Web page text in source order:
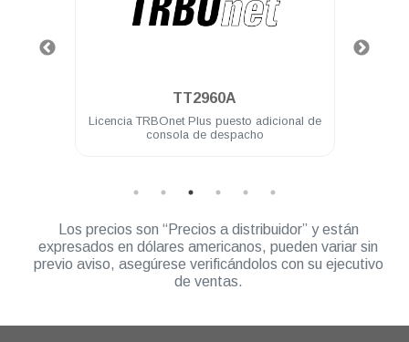
TT2960A
Licencia TRBOnet Plus puesto adicional de
consola de despacho
Los precios son “Precios a distribuidor” y están
expresados en dólares americanos, pueden variar sin
previo aviso, asegúrese verificándolos con su ejecutivo
de ventas.